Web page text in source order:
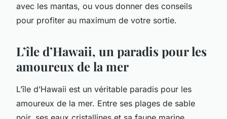
avec les mantas, ou vous donner des conseils
pour profiter au maximum de votre sortie.
L’île d’Hawaii, un paradis pour les
amoureux de la mer
L’île d’Hawaii est un véritable paradis pour les
amoureux de la mer. Entre ses plages de sable